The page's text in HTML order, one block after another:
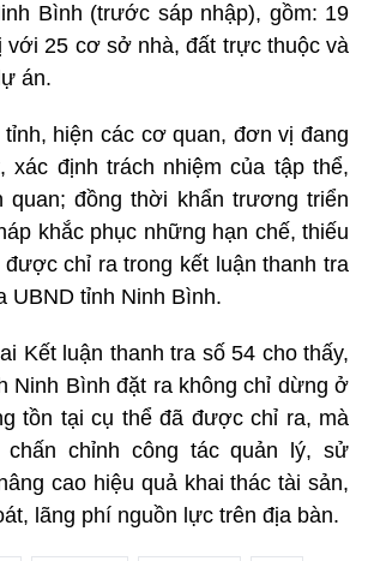
Bình (trước sáp nhập), gồm: 19
với 25 cơ sở nhà, đất trực thuộc và
án.
hiện các cơ quan, đơn vị đang
xác định trách nhiệm của tập thể,
quan; đồng thời khẩn trương triển
khắc phục những hạn chế, thiếu
chỉ ra trong kết luận thanh tra
UBND tỉnh Ninh Bình.
Kết luận thanh tra số 54 cho thấy,
Ninh Bình đặt ra không chỉ dừng ở
tồn tại cụ thể đã được chỉ ra, mà
chỉnh công tác quản lý, sử
cao hiệu quả khai thác tài sản,
lãng phí nguồn lực trên địa bàn.